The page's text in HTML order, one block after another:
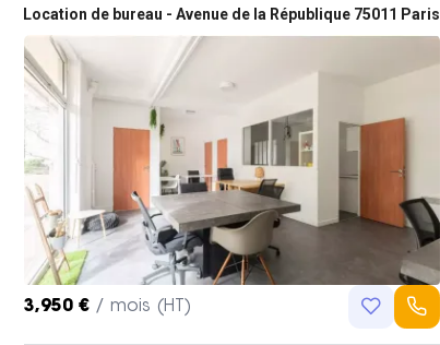
Location de bureau - Avenue de la République 75011 Paris
3,950 € / mois (HT)